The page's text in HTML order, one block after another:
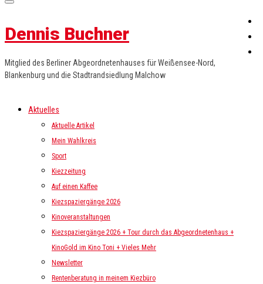
Dennis Buchner
Mitglied des Berliner Abgeordnetenhauses für Weißensee-Nord,
Blankenburg und die Stadtrandsiedlung Malchow
Aktuelles
Aktuelle Artikel
Mein Wahlkreis
Sport
Kiezzeitung
Auf einen Kaffee
Kiezspaziergänge 2026
Kinoveranstaltungen
Kiezspaziergänge 2026 + Tour durch das Abgeordnetenhaus +
KinoGold im Kino Toni + Vieles Mehr
Newsletter
Rentenberatung in meinem Kiezbüro